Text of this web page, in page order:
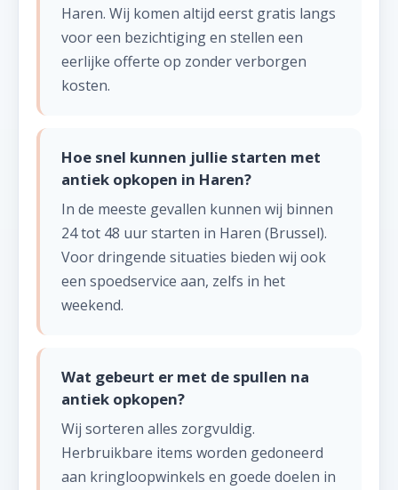
Haren. Wij komen altijd eerst gratis langs
voor een bezichtiging en stellen een
eerlijke offerte op zonder verborgen
kosten.
Hoe snel kunnen jullie starten met
antiek opkopen in Haren?
In de meeste gevallen kunnen wij binnen
24 tot 48 uur starten in Haren (Brussel).
Voor dringende situaties bieden wij ook
een spoedservice aan, zelfs in het
weekend.
Wat gebeurt er met de spullen na
antiek opkopen?
Wij sorteren alles zorgvuldig.
Herbruikbare items worden gedoneerd
aan kringloopwinkels en goede doelen in